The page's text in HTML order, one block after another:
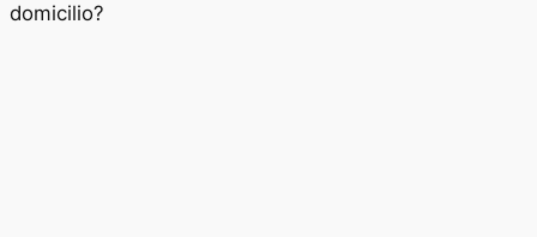
domicilio?